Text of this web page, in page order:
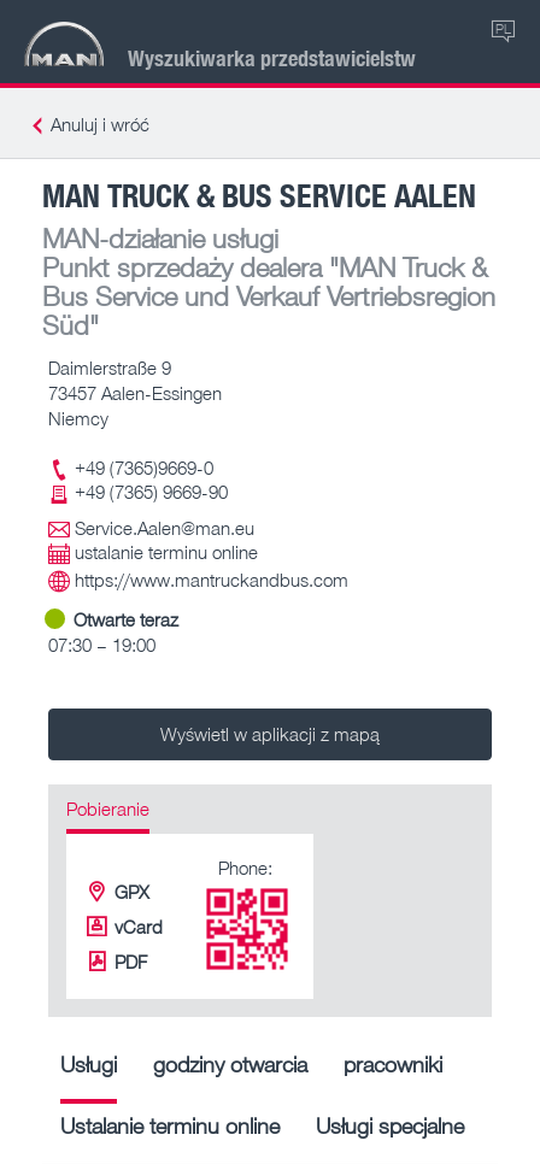
Wyszukiwarka przedstawicielstw
PL
Anuluj i wróć
MAN TRUCK & BUS SERVICE AALEN
MAN-działanie usługi
Punkt sprzedaży dealera"MAN Truck &
Bus Service und Verkauf Vertriebsregion
Süd"
Daimlerstraße 9
73457 Aalen-Essingen
Niemcy
+49 (7365)9669-0
+49 (7365) 9669-90
Service.Aalen@man.eu
ustalanie terminu online
https://www.mantruckandbus.com
Otwarte teraz
07:30 – 19:00
Wyświetl w aplikacji z mapą
Pobieranie
GPX
vCard
PDF
Phone:
Usługi godziny otwarcia pracowniki
Ustalanie terminu online Usługi specjalne